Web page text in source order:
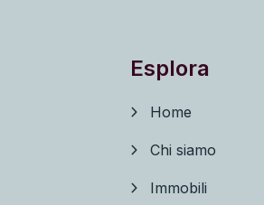
Esplora
Home
Chi siamo
Immobili